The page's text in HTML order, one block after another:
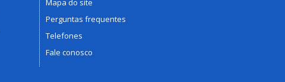
Perguntas frequentes
Telefones
Fale conosco